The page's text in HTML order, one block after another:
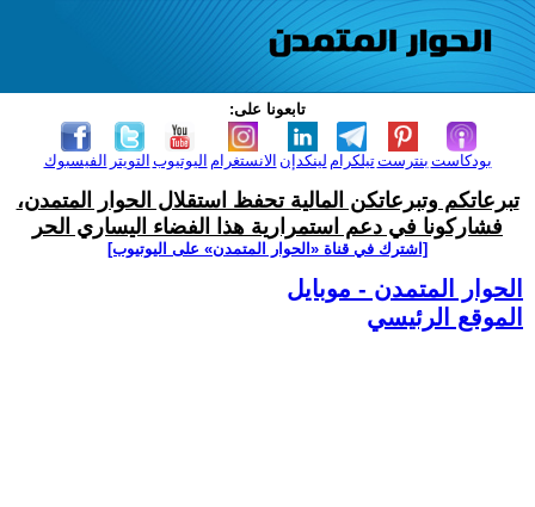
تابعونا على:
الفيسبوك التويتر اليوتيوب الانستغرام لينكدإن تيلكرامبنترست بودكاست
تبرعاتكم وتبرعاتكن المالية تحفظ استقلال الحوار المتمدن،
فشاركونا في دعم استمرارية هذا الفضاء اليساري الحر
[اشترك في قناة ‫«الحوار المتمدن» على اليوتيوب]
الحوار المتمدن - موبايل
الموقع الرئيسي